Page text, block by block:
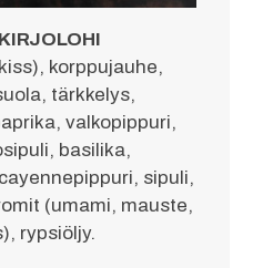
KIRJOLOHI
korppujauhe,
tärkkelys,
valkopippuri,
basilika,
sipuli,
(umami, mauste,
rypsiöljy.